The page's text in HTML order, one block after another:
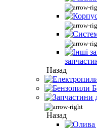
Назад
Назад